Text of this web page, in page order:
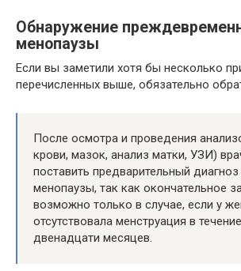
Обнаружение
менопаузы
Если вы заметили хотя бы несколько
перечисленных выше, обязательно
После осмотра и проведения
крови, мазок, анализ матки, УЗИ)
поставить предварительный диагноз
менопаузы, так как окончательное
возможно только в случае, если у
отсутствовала менструация в
двенадцати месяцев.